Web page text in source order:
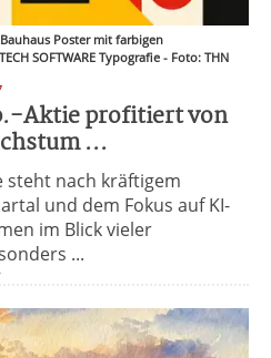
Poster mit farbigen
SOFTWARE Typografie - Foto: THN
Aktie profitiert von
...
steht nach kräftigem
und dem Fokus auf KI-
im Blick vieler
...